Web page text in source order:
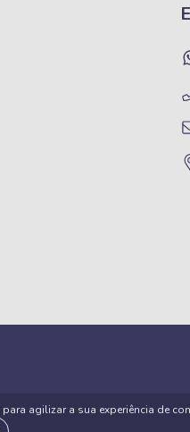
para agilizar a sua experiência de